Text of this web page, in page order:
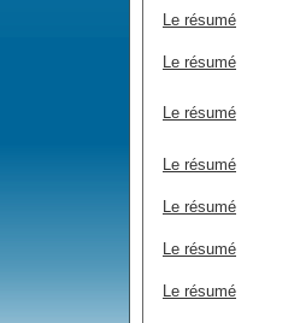
Le résumé
Le résumé
Le résumé
Le résumé
Le résumé
Le résumé
Le résumé